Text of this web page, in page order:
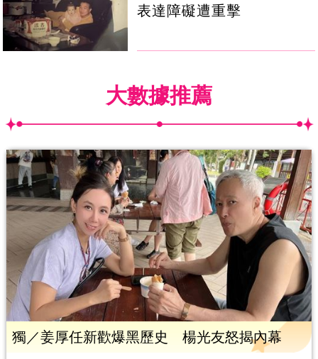
表達障礙遭重擊
大數據推薦
獨／姜厚任新歡爆黑歷史 楊光友怒揭內幕